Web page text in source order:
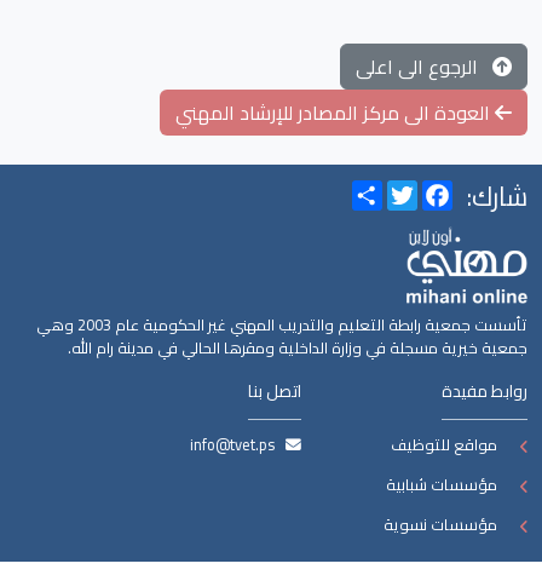
الرجوع الى اعلى
العودة الى مركز المصادر للإرشاد المهني
شارك: ShareTwitterFacebook
تأسست جمعية رابطة التعليم والتدريب المهني غير الحكومية عام 2003 وهي
جمعية خيرية مسجلة في وزارة الداخلية ومقرها الحالي في مدينة رام الله.
روابط مفيدة
مواقع للتوظيف
مؤسسات شبابية
مؤسسات نسوية
اتصل بنا
info@tvet.ps